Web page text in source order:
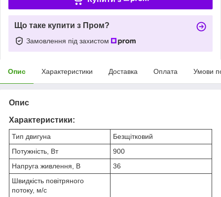
Що таке купити з Пром?
Замовлення під захистом
Опис Характеристики Доставка Оплата Умови
Опис
Характеристики:
Тип двигуна
Безщітковий
Потужність, Вт
900
Напруга живлення, В
36
Швидкість повітряного
потоку, м/с